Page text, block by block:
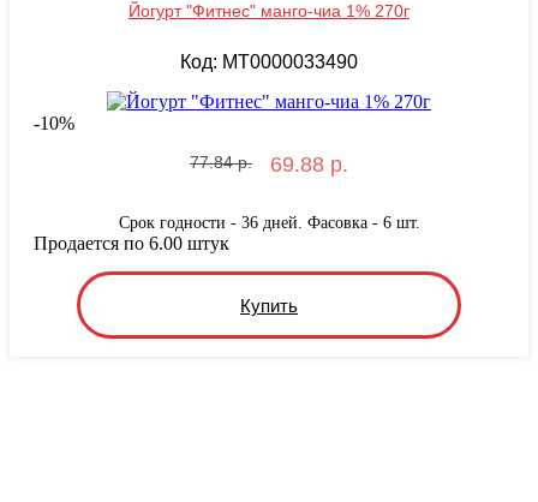
Йогурт "Фитнес" манго-чиа 1% 270г
Код: MT0000033490
-10%
77.84 р. 69.88 р.
Срок годности - 36 дней. Фасовка - 6 шт.
Купить
Продается по 6.00 штук